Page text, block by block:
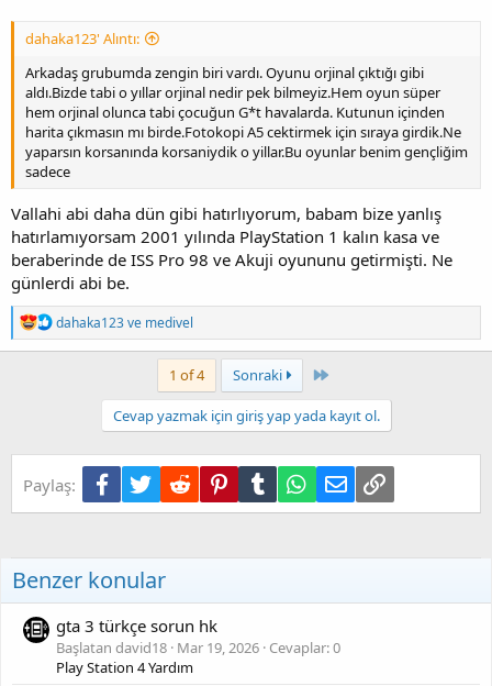
dahaka123' Alıntı:
Arkadaş grubumda zengin biri vardı. Oyunu orjinal çıktığı gibi
aldı.Bizde tabi o yıllar orjinal nedir pek bilmeyiz.Hem oyun süper
hem orjinal olunca tabi çocuğun G*t havalarda. Kutunun içinden
harita çıkmasın mı birde.Fotokopi A5 cektirmek için sıraya girdik.Ne
yaparsın korsanında korsaniydik o yillar.Bu oyunlar benim gençliğim
sadece
Vallahi abi daha dün gibi hatırlıyorum, babam bize yanlış
hatırlamıyorsam 2001 yılında PlayStation 1 kalın kasa ve
beraberinde de ISS Pro 98 ve Akuji oyununu getirmişti. Ne
günlerdi abi be.
T
e
p
:
dahaka123ve medivel
1 of 4 Sonraki Son
Cevap yazmak için giriş yap yada kayıt ol.
Paylaş: Facebook
TwitterReddit PinterestTumblr WhatsApp
E-postaLink
Benzer konular
gta 3 türkçe sorun hk
Başlatan david18 Mar 19, 2026 Cevaplar: 0
Play Station 4 Yardım